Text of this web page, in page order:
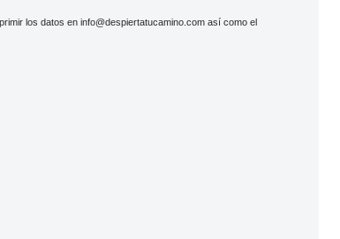
los datos en info@despiertatucamino.com así como el